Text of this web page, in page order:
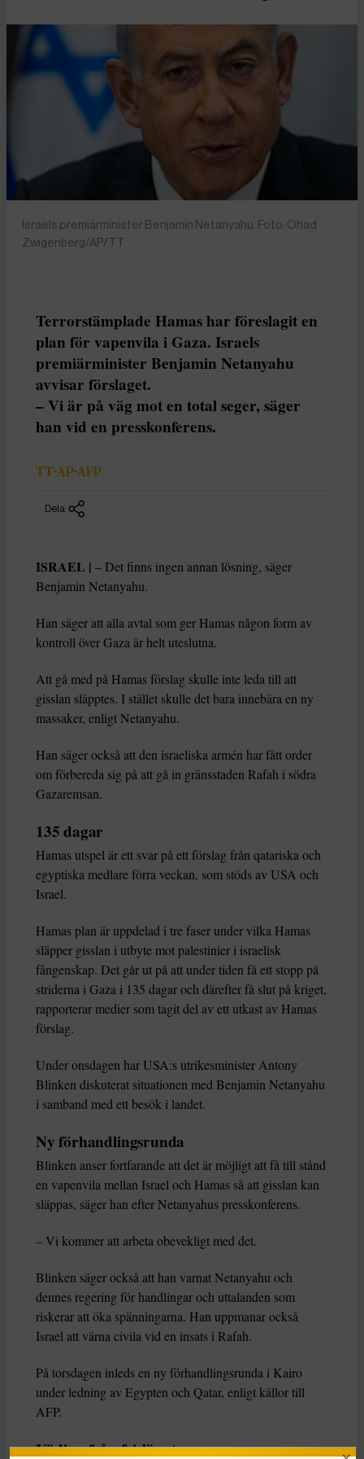
Israels premiärminister Benjamin Netanyahu. Foto: Ohad
Zwigenberg/AP/TT
Terrorstämplade Hamas har föreslagit en
plan för vapenvila i Gaza. Israels
premiärminister Benjamin Netanyahu
avvisar förslaget.
– Vi är på väg mot en total seger, säger
han vid en presskonferens.
TT-AP-AFP
Dela
ISRAEL | – Det finns ingen annan lösning, säger
Benjamin Netanyahu.
Han säger att alla avtal som ger Hamas någon form av
kontroll över Gaza är helt uteslutna.
Att gå med på Hamas förslag skulle inte leda till att
gisslan släpptes. I stället skulle det bara innebära en ny
massaker, enligt Netanyahu.
Han säger också att den israeliska armén har fått order
om förbereda sig på att gå in gränsstaden Rafah i södra
Gazaremsan.
135 dagar
Hamas utspel är ett svar på ett förslag från qatariska och
egyptiska medlare förra veckan, som stöds av USA och
Israel.
Hamas plan är uppdelad i tre faser under vilka Hamas
släpper gisslan i utbyte mot palestinier i israelisk
fångenskap. Det går ut på att under tiden få ett stopp på
striderna i Gaza i 135 dagar och därefter få slut på kriget,
rapporterar medier som tagit del av ett utkast av Hamas
förslag.
Under onsdagen har USA:s utrikesminister Antony
Blinken diskuterat situationen med Benjamin Netanyahu
i samband med ett besök i landet.
Ny förhandlingsrunda
Blinken anser fortfarande att det är möjligt att få till stånd
en vapenvila mellan Israel och Hamas så att gisslan kan
släppas, säger han efter Netanyahus presskonferens.
– Vi kommer att arbeta obevekligt med det.
Blinken säger också att han varnat Netanyahu och
dennes regering för handlingar och uttalanden som
riskerar att öka spänningarna. Han uppmanar också
Israel att värna civila vid en insats i Rafah.
På torsdagen inleds en ny förhandlingsrunda i Kairo
under ledning av Egypten och Qatar, enligt källor till
AFP.
Vädjan från frisläppta